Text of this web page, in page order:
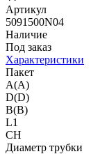
Артикул
5091500N04
Наличие
Под заказ
Характеристики
Пакет
A(A)
D(D)
B(B)
L1
CH
Диаметр трубки